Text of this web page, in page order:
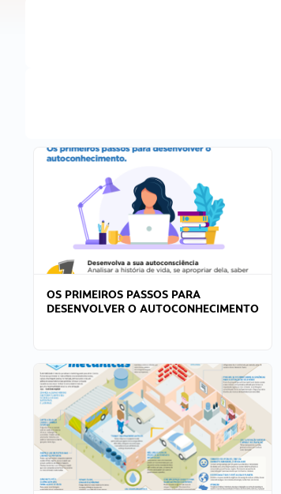
OS PRIMEIROS PASSOS PARA
DESENVOLVER O AUTOCONHECIMENTO